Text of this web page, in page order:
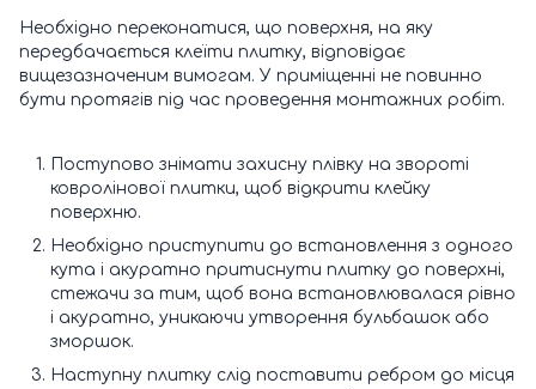
Необхідно переконатися, що поверхня, на яку
передбачається клеїти плитку, відповідає
вищезазначеним вимогам. У приміщенні не повинно
бути протягів під час проведення монтажних робіт.
Поступово знімати захисну плівку на звороті
ковролінової плитки, щоб відкрити клейку
поверхню.
Необхідно приступити до встановлення з одного
кута і акуратно притиснути плитку до поверхні,
стежачи за тим, щоб вона встановлювалася рівно
і акуратно, уникаючи утворення бульбашок або
зморшок.
Наступну плитку слід поставити ребром до місця